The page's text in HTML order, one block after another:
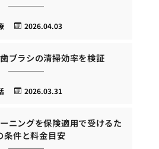
2026.04.03
ブラシの清掃効率を検証
2026.03.31
ニングを保険適用で受けるた
条件と料金目安